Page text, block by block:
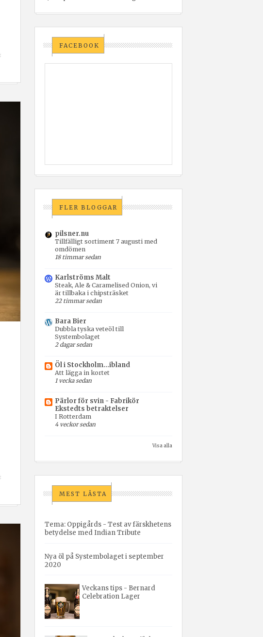
FACEBOOK
FLER BLOGGAR
pilsner.nu
Tillfälligt sortiment 7 augusti med
omdömen
18 timmar sedan
Karlströms Malt
Steak, Ale & Caramelised Onion, vi
är tillbaka i chipsträsket
22 timmar sedan
Bara Bier
Dubbla tyska veteöl till
Systembolaget
2 dagar sedan
Öl i Stockholm...ibland
Att lägga in kortet
1 vecka sedan
Pärlor för svin - Fabrikör
Ekstedts betraktelser
I Rotterdam
4 veckor sedan
Visa alla
MEST LÄSTA
Tema: Oppigårds - Test av färskhetens
betydelse med Indian Tribute
Nya öl på Systembolaget i september
2020
Veckans tips - Bernard
Celebration Lager